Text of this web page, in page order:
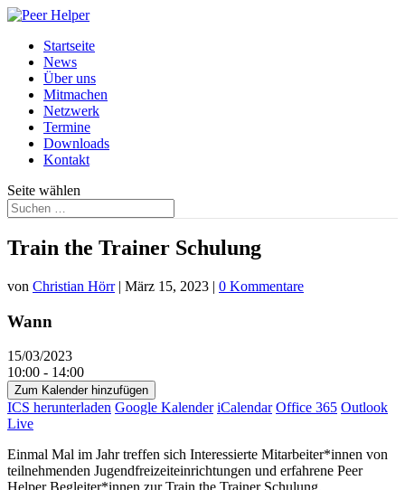
Startseite
News
Über uns
Mitmachen
Netzwerk
Termine
Downloads
Kontakt
Seite wählen
Train the Trainer Schulung
von Christian Hörr| März 15, 2023 | 0 Kommentare
Wann
15/03/2023
10:00 - 14:00
Zum Kalender hinzufügen
ICS herunterladen Google Kalender iCalendar Office 365 Outlook
Live
Einmal Mal im Jahr treffen sich Interessierte Mitarbeiter*innen von
teilnehmenden Jugendfreizeiteinrichtungen und erfahrene Peer